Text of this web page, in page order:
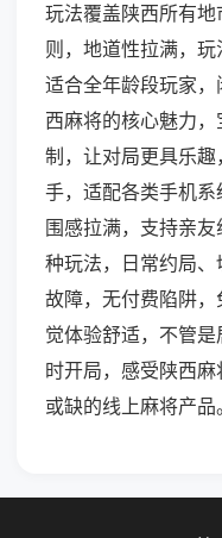
玩法覆盖陕西所有
则，地道性拉满，玩
适合全年龄段玩家
西麻将的核心魅力
制，让对局更具乐
手，适配各类手机
围感拉满，支持亲
种玩法，日常约局
故障，无付费陷阱
觉体验舒适，不管
时开局，感受陕西
或缺的线上麻将产品。